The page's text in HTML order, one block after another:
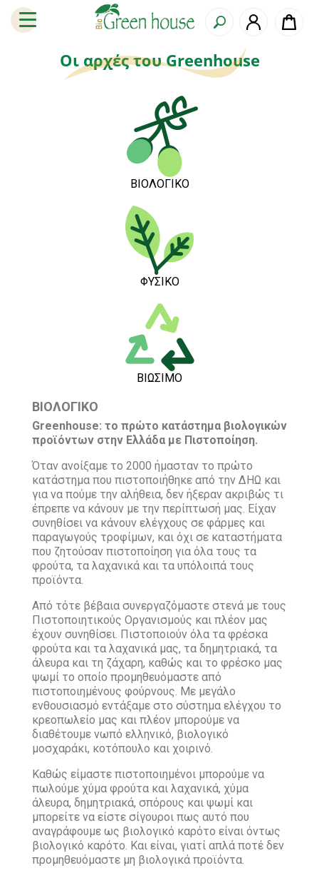
Οι αρχές του Greenhouse​
ΒΙΟΛΟΓΙΚΟ
ΦΥΣΙΚΟ
ΒΙΩΣΙΜΟ
ΒΙΟΛΟΓΙΚΟ
Greenhouse: το πρώτο κατάστημα βιολογικών
προϊόντων στην Ελλάδα με Πιστοποίηση.
Όταν ανοίξαμε το 2000 ήμασταν το πρώτο
κατάστημα που πιστοποιήθηκε από την ΔΗΩ και
για να πούμε την αλήθεια, δεν ήξεραν ακριβώς τι
έπρεπε να κάνουν με την περίπτωσή μας. Είχαν
συνηθίσει να κάνουν ελέγχους σε φάρμες και
παραγωγούς τροφίμων, και όχι σε καταστήματα
που ζητούσαν πιστοποίηση για όλα τους τα
φρούτα, τα λαχανικά και τα υπόλοιπά τους
προϊόντα.
Από τότε βέβαια συνεργαζόμαστε στενά με τους
Πιστοποιητικούς Οργανισμούς και πλέον μας
έχουν συνηθίσει. Πιστοποιούν όλα τα φρέσκα
φρούτα και τα λαχανικά μας, τα δημητριακά, τα
άλευρα και τη ζάχαρη, καθώς και το φρέσκο μας
ψωμί το οποίο προμηθευόμαστε από
πιστοποιημένους φούρνους. Με μεγάλο
ενθουσιασμό εντάξαμε στο σύστημα ελέγχου το
κρεοπωλείο μας και πλέον μπορούμε να
διαθέτουμε νωπό ελληνικό, βιολογικό
μοσχαράκι, κοτόπουλο και χοιρινό.
Καθώς είμαστε πιστοποιημένοι μπορούμε να
πωλούμε χύμα φρούτα και λαχανικά, χύμα
άλευρα, δημητριακά, σπόρους και ψωμί και
μπορείτε να είστε σίγουροι πως αυτό που
αναγράφουμε ως βιολογικό καρότο είναι όντως
βιολογικό καρότο. Και είναι, γιατί απλά ποτέ δεν
προμηθευόμαστε μη βιολογικά προϊόντα.